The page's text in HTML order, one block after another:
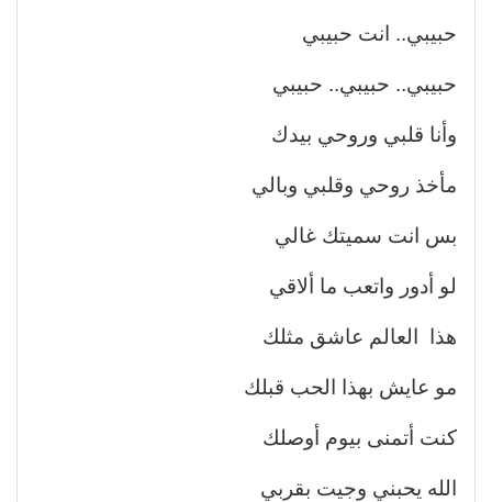
حبيبي.. انت حبيبي
حبيبي.. حبيبي.. حبيبي
وأنا قلبي وروحي بيدك
مأخذ روحي وقلبي وبالي
بس انت سميتك غالي
لو أدور واتعب ما ألاقي
هذا العالم عاشق مثلك
مو عايش بهذا الحب قبلك
كنت أتمنى بيوم أوصلك
الله يحبني وجيت بقربي